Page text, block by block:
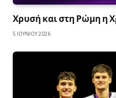
Χρυσή και στη Ρώμη η
5 ΙΟΥΝΊΟΥ 2026